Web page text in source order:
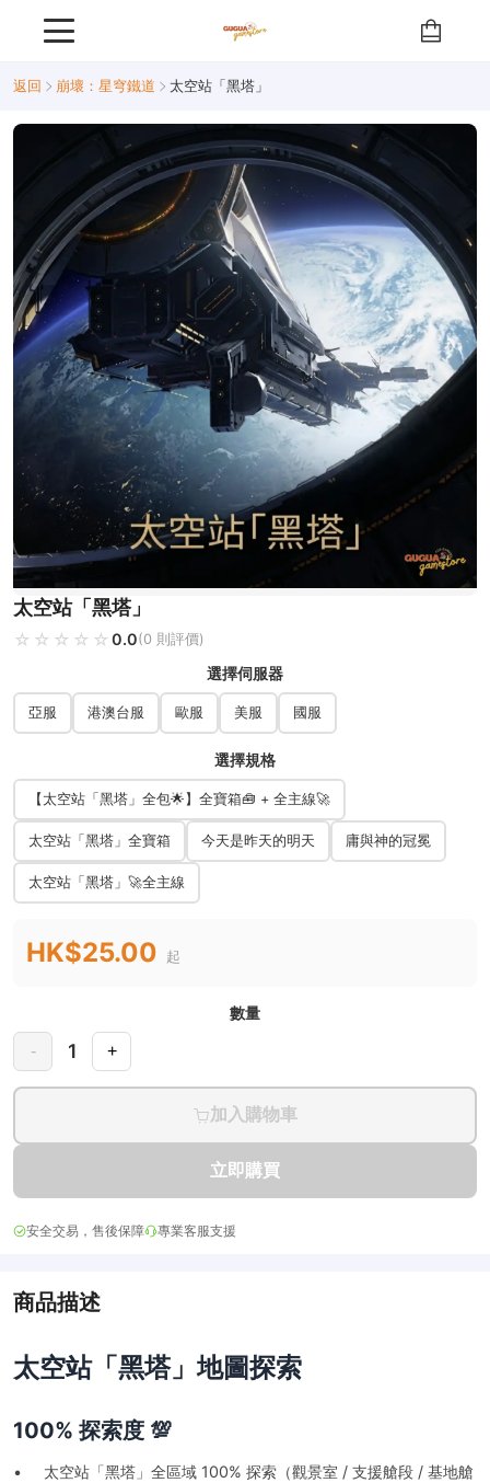
返回 崩壞：星穹鐵道 太空站「黑塔」
太空站「黑塔」
☆☆☆☆☆
★★★★★ 0.0(0 則評價)
選擇伺服器
亞服 港澳台服 歐服 美服 國服
選擇規格
【太空站「黑塔」全包🌟】全寶箱🧰 + 全主線🚀
太空站「黑塔」全寶箱 今天是昨天的明天 庸與神的冠冕
太空站「黑塔」🚀全主線
HK$25.00 起
數量
- 1 +
加入購物車
立即購買
安全交易，售後保障 專業客服支援
商品描述
太空站「黑塔」地圖探索
100% 探索度 💯
• 太空站「黑塔」全區域 100% 探索（觀景室 / 支援艙段 / 基地艙